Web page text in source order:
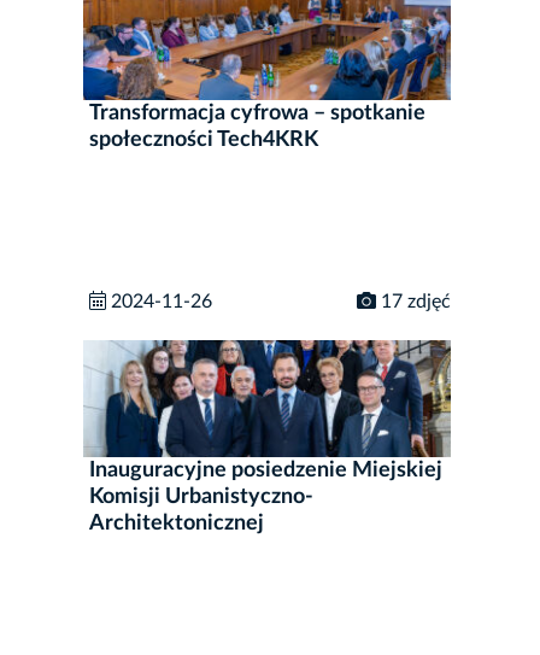
Transformacja cyfrowa – spotkanie
społeczności Tech4KRK
2024-11-26 17 zdjęć
Inauguracyjne posiedzenie Miejskiej
Komisji Urbanistyczno-
Architektonicznej